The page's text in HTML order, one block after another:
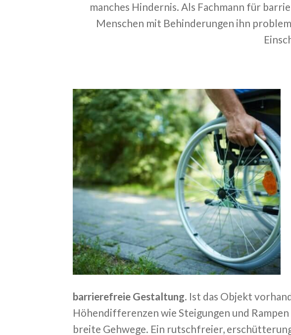
manches Hindernis. Als Fachmann für
Menschen mit Behinderungen ihn
barrierefreie Gestaltung. Ist das Objekt
Höhendifferenzen wie Steigungen und
breite Gehwege. Ein rutschfreier,